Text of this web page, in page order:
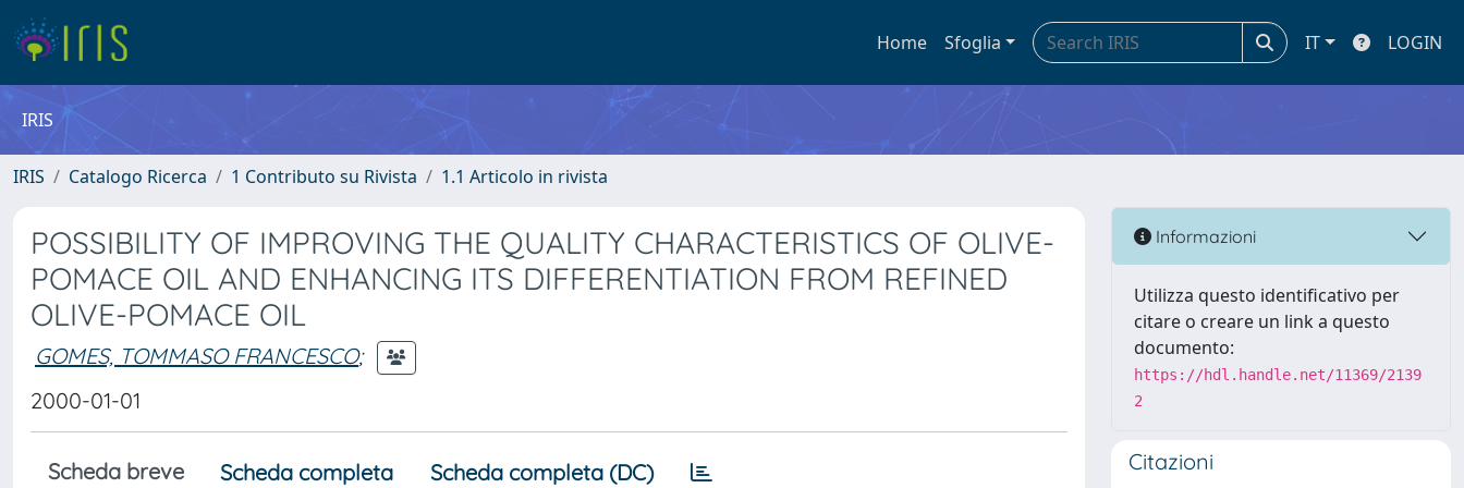
Home Sfoglia IT LOGIN
IRIS
IRIS Catalogo Ricerca 1 Contributo su Rivista 1.1 Articolo in rivista
POSSIBILITY OF IMPROVING THE QUALITY CHARACTERISTICS OF OLIVE-
POMACE OIL AND ENHANCING ITS DIFFERENTIATION FROM REFINED
OLIVE-POMACE OIL
GOMES, TOMMASO FRANCESCO;
2000-01-01
Scheda breve Scheda completa Scheda completa (DC)
Informazioni
Utilizza questo identificativo per
citare o creare un link a questo
documento:
https://hdl.handle.net/11369/2139
2
Citazioni